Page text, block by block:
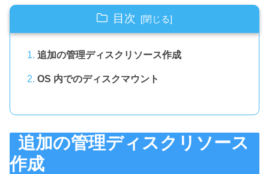
目次
追加の管理ディスクリソース作成
OS 内でのディスクマウント
追加の管理ディスクリソース
作成